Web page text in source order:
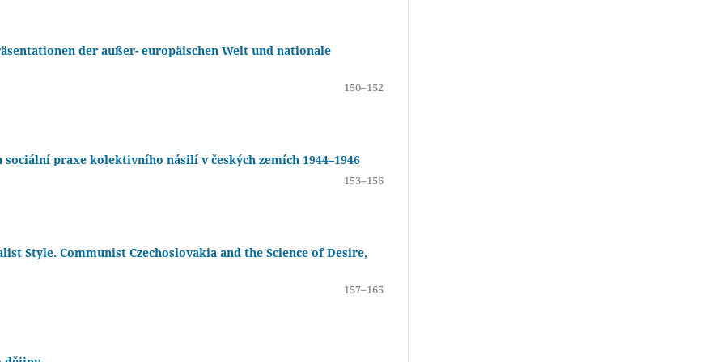
der außer- europäischen Welt und nationale
150–152
praxe kolektivního násilí v českých zemích 1944–1946
153–156
Style. Communist Czechoslovakia and the Science of Desire,
157–165